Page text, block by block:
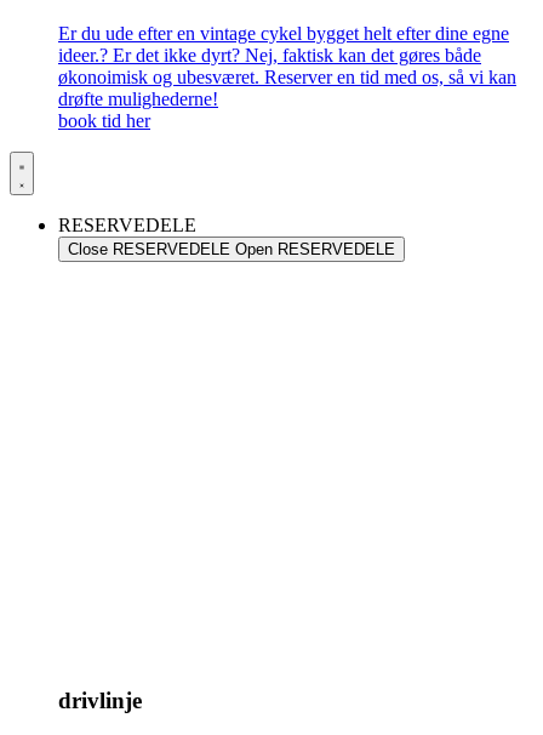
Er du ude efter en vintage cykel bygget helt efter dine egne
ideer.? Er det ikke dyrt? Nej, faktisk kan det gøres både
økonoimisk og ubesværet. Reserver en tid med os, så vi kan
drøfte mulighederne!
book tid her
RESERVEDELE
Close RESERVEDELE Open RESERVEDELE
drivlinje